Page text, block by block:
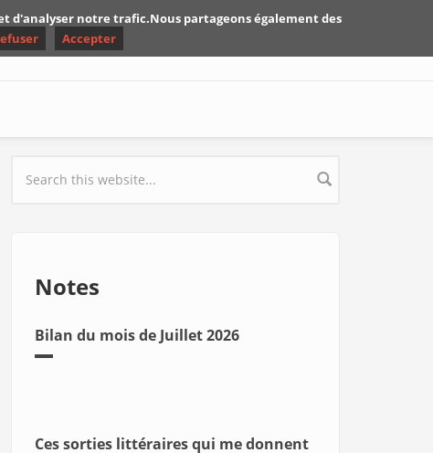
Search form
Notes
Bilan du mois de Juillet 2026
Ces sorties littéraires qui me donnent
d'analyser notre trafic.Nous partageons également des
Accepter